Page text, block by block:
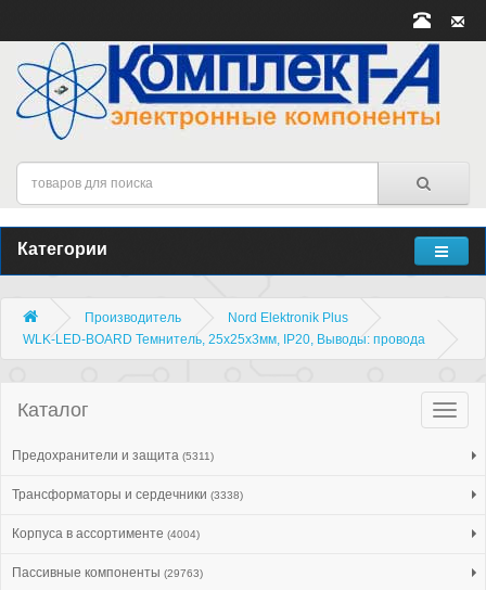
Категории
Производитель
Nord Elektronik Plus
WLK-LED-BOARD Темнитель, 25x25x3мм, IP20, Выводы: провода
Каталог
Предохранители и защита (5311)
Трансформаторы и сердечники (3338)
Корпуса в ассортименте (4004)
Пассивные компоненты (29763)